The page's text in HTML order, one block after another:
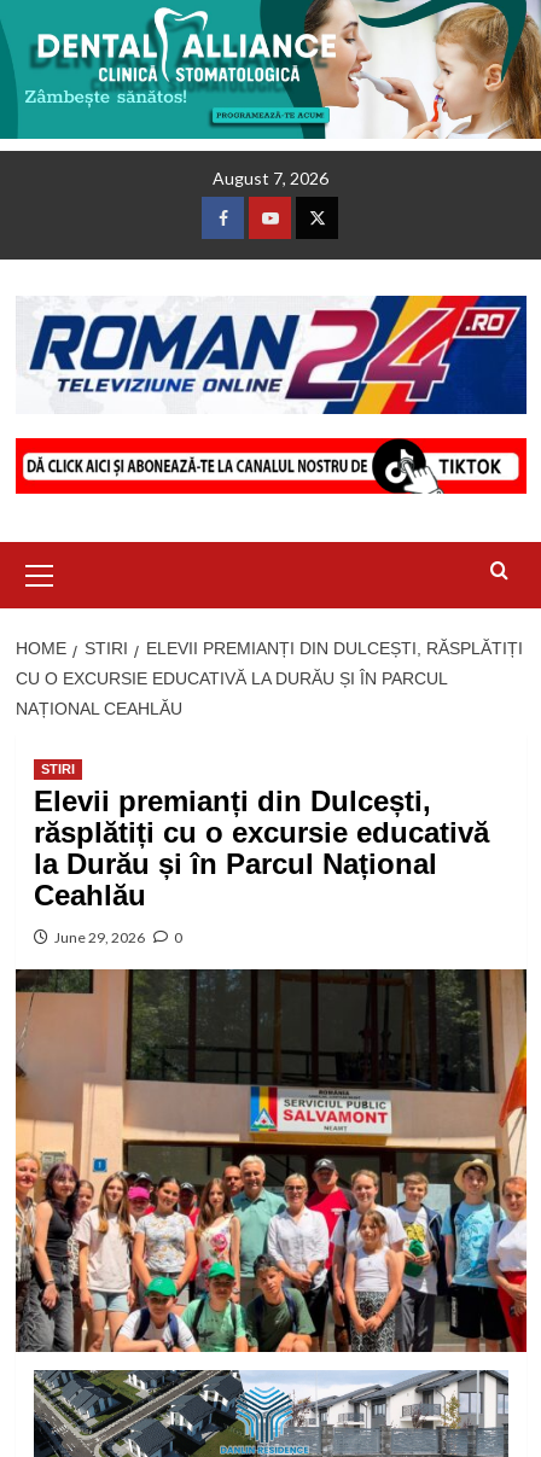
August 7, 2026
FacebookYoutubeTwitter
Menu
HOME STIRI
ELEVII PREMIANȚI DIN DULCEȘTI, RĂSPLĂTIȚI
CU O EXCURSIE EDUCATIVĂ LA DURĂU ȘI ÎN PARCUL
NAȚIONAL CEAHLĂU
STIRI
Elevii premianți din Dulcești,
răsplătiți cu o excursie educativă
la Durău și în Parcul Național
Ceahlău
June 29, 2026 0